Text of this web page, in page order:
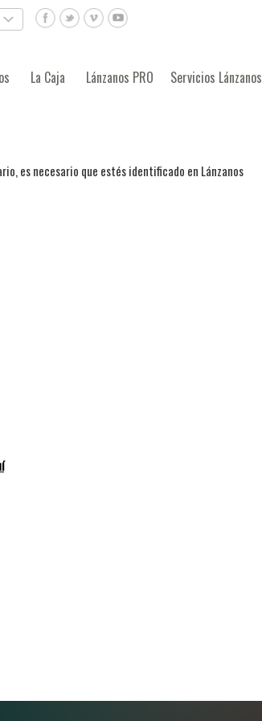
.
La Caja Lánzanos PRO Servicios Lánzanos
es necesario que estés identificado en Lánzanos